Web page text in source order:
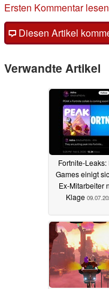
Ersten Kommentar lesen
Diesen Artikel
Verwandte Artikel
Fortnite-Leaks:
Games einigt
Ex-Mitarbeiter
Klage